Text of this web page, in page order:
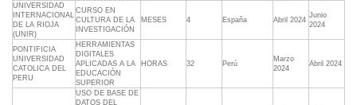
UNIVERSIDAD
INTERNACIONAL
DE LA RIOJA
(UNIR)
CURSO EN
CULTURA DE LA
INVESTIGACIÓN
MESES 4 España Abril 2024
Junio
2024
PONTIFICIA
UNIVERSIDAD
CATOLICA DEL
PERU
HERRAMIENTAS
DIGITALES
APLICADAS A LA
EDUCACIÓN
SUPERIOR
HORAS 32 Perú
Marzo
2024
Abril 2024
USO DE BASE DE
DATOS DEL